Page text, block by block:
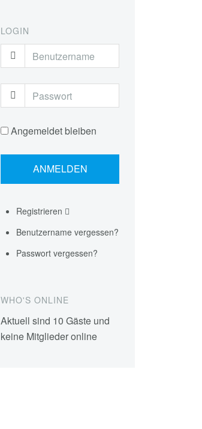
LOGIN
Angemeldet bleiben
Registrieren
Benutzername vergessen?
Passwort vergessen?
WHO'S ONLINE
Aktuell sind 10 Gäste und
keine Mitglieder online